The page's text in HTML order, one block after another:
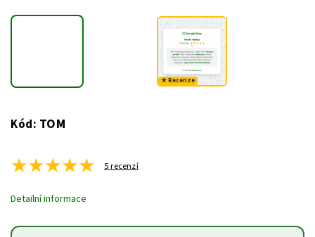
★ Recenze
Kód: TOM
★★★★★ 5 recenzí
Detailní informace